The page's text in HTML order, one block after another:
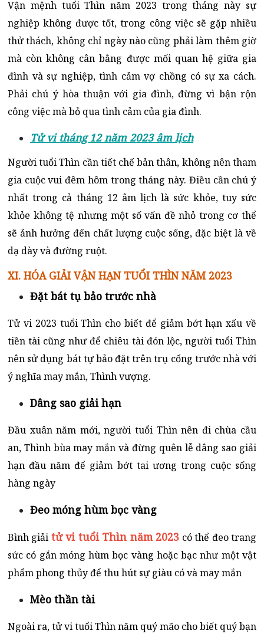
Vận mệnh tuổi Thìn năm 2023 trong tháng này sự
nghiệp không được tốt, trong công việc sẽ gặp nhiều
thử thách, không chỉ ngày nào cũng phải làm thêm giờ
mà còn không cân bằng được mối quan hệ giữa gia
đình và sự nghiệp, tình cảm vợ chồng có sự xa cách.
Phải chú ý hòa thuận với gia đình, đừng vì bận rộn
công việc mà bỏ qua tình cảm của gia đình.
Tử vi tháng 12 năm 2023 âm lịch
Người tuổi Thìn cần tiết chế bản thân, không nên tham
gia cuộc vui đêm hôm trong tháng này. Điều cần chú ý
nhất trong cả tháng 12 âm lịch là sức khỏe, tuy sức
khỏe không tệ nhưng một số vấn đề nhỏ trong cơ thể
sẽ ảnh hưởng đến chất lượng cuộc sống, đặc biệt là về
dạ dày và đường ruột.
XI. HÓA GIẢI VẬN HẠN TUỔI THÌN NĂM 2023
Đặt bát tụ bảo trước nhà
Tử vi 2023 tuổi Thìn cho biết để giảm bớt hạn xấu về
tiền tài cũng như để chiêu tài đón lộc, người tuổi Thìn
nên sử dụng bát tự bảo đặt trên trụ cổng trước nhà với
ý nghĩa may mắn, Thình vượng.
Dâng sao giải hạn
Đầu xuân năm mới, người tuổi Thìn nên đi chùa cầu
an, Thình bùa may mắn và đừng quên lễ dâng sao giải
hạn đầu năm để giảm bớt tai ương trong cuộc sống
hàng ngày
Đeo móng hùm bọc vàng
Bình giải tử vi tuổi Thìn năm 2023 có thể đeo trang
sức có gắn móng hùm bọc vàng hoặc bạc như một vật
phẩm phong thủy để thu hút sự giàu có và may mắn
Mèo thần tài
Ngoài ra, tử vi tuổi Thìn năm quý mão cho biết quý bạn